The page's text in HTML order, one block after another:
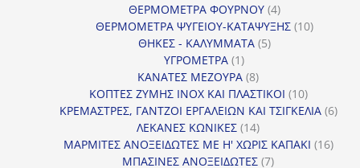
ΘΕΡΜΟΜΕΤΡΑ ΦΟΥΡΝΟΥ 44
προϊόντα
ΘΕΡΜΟΜΕΤΡΑ ΨΥΓΕΙΟΥ-ΚΑΤΑΨΥΞΗΣ 1010
ΘΗΚΕΣ - ΚΑΛΥΜΜΑΤΑ 55
ΥΓΡΟΜΕΤΡΑ 11
προϊόν
ΚΑΝΑΤΕΣ ΜΕΖΟΥΡΑ 88
προϊόντα
ΚΟΠΤΕΣ ΖΥΜΗΣ INOX ΚΑΙ ΠΛΑΣΤΙΚΟΙ 1010
προϊόντα
ΚΡΕΜΑΣΤΡΕΣ, ΓΑΝΤΖΟΙ ΕΡΓΑΛΕΙΩΝ ΚΑΙ ΤΣΙΓΚΕΛΙΑ 66
ΛΕΚΑΝΕΣ ΚΩΝΙΚΕΣ 1414
προϊόντα
ΜΑΡΜΙΤΕΣ ΑΝΟΞΕΙΔΩΤΕΣ ΜΕ Η' ΧΩΡΙΣ ΚΑΠΑΚΙ 1616
ΜΠΑΣΙΝΕΣ ΑΝΟΞΕΙΔΩΤΕΣ 77